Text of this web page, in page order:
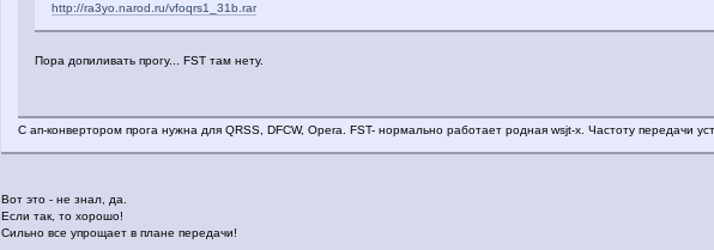
http://ra3yo.narod.ru/vfoqrs1_31b.rar
Пора допиливать прогу... FST там нету.
С ап-конвертором прога нужна для QRSS, DFCW, Opera. FST- нормально работает родная wsjt-x. Частоту передачи
Вот это - не знал, да.
Если так, то хорошо!
Сильно все упрощает в плане передачи!